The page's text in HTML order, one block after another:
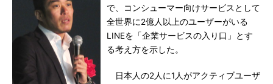
で、コンシューマー向けサービスとして
全世界に2億人以上のユーザーがいる
LINEを「企業サービスの入り口」とす
る考え方を示した。
日本人の2人に1人がアクティブユーザ